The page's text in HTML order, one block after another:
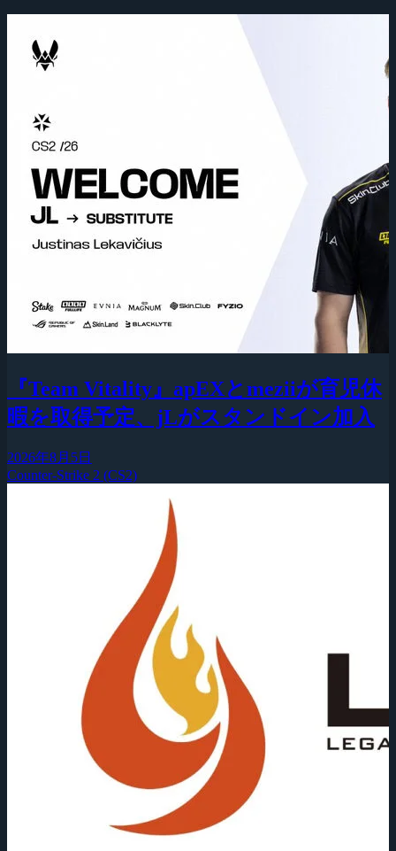
『Team Vitality』apEXとmeziiが育児休
暇を取得予定、jLがスタンドイン加入
2026年8月5日
Counter-Strike 2 (CS2)